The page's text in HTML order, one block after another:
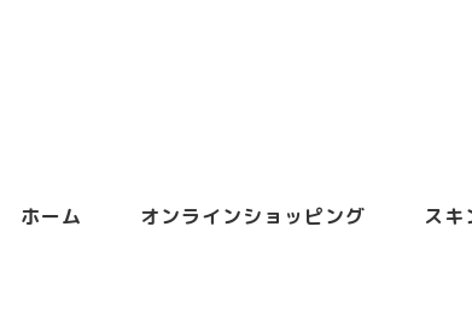
ホーム オンラインショッピング スキ